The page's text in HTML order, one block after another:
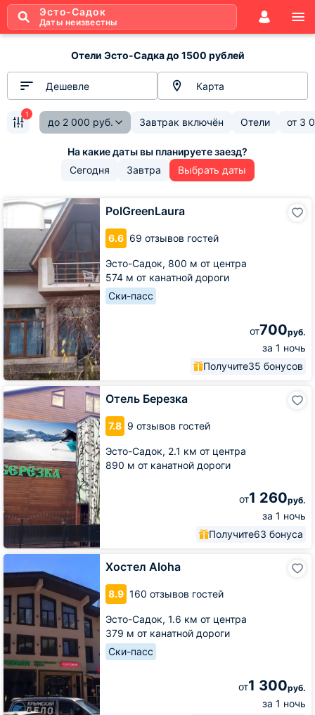
Эсто-Садок
Даты неизвестны
Отели Эсто-Садка до 1500 рублей
Дешевле Карта
до 2 000 руб. Завтрак включён Отели от 3
1
Сегодня Завтра Выбрать даты
PolGreenLaura
6.6 69 отзывов гостей
Эсто-Садок, 800 м от центра
574 м от канатной дороги
Ски-пасс
от700руб.
за 1 ночь
Получите35 бонусов
PolGreenLaura
Отель Березка
7.8 9 отзывов гостей
Эсто-Садок, 2.1 км от центра
890 м от канатной дороги
от1 260руб.
за 1 ночь
Получите63 бонуса
Отель
Березка
Хостел Aloha
8.9 160 отзывов гостей
Эсто-Садок, 1.6 км от центра
379 м от канатной дороги
Ски-пасс
от1 300руб.
за 1 ночь
Хостел
Aloha